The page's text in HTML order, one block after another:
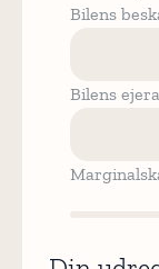
Bilens
Bilens